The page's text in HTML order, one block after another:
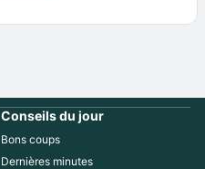
Conseils du jour
Bons coups
Dernières minutes